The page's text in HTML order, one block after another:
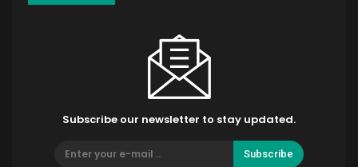
Subscribe our newsletter to stay updated.
Subscribe